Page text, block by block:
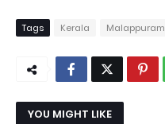
Tags Kerala Malappuram
YOU MIGHT LIKE